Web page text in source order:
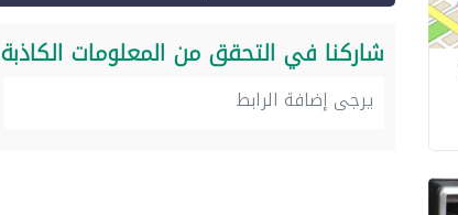
شاركنا في التحقق من المعلومات الكاذبة